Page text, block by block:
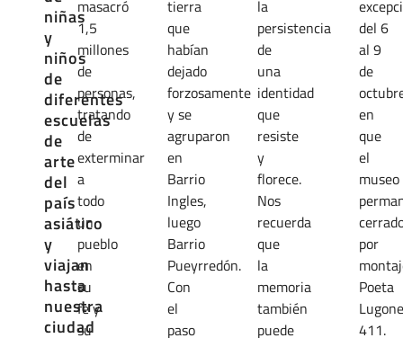
niñas
y
niños
de
diferentes
escuelas
de
arte
del
país
asiático
y
viajan
hasta
nuestra
ciudad
masacró
1,5
millones
de
personas,
tratando
de
exterminar
a
todo
un
pueblo
en
su
fe y
su
tierra
que
habían
dejado
forzosamente
y se
agruparon
en
Barrio
Ingles,
luego
Barrio
Pueyrredón.
Con
el
paso
la
persistencia
de
una
identidad
que
resiste
y
florece.
Nos
recuerda
que
la
memoria
también
puede
del 6
al 9
de
en
que
el
museo
por
Poeta
411.